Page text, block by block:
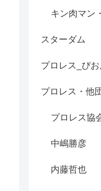
キン肉マン
スターダム
プロレス_ぴお
プロレス・他
プロレス協
中嶋勝彦
内藤哲也